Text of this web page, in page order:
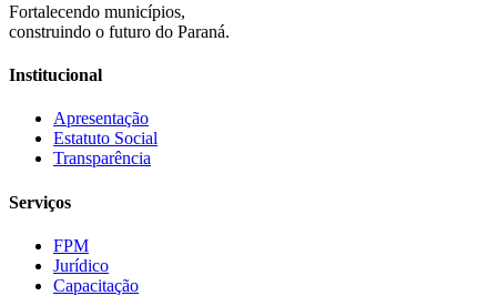
Fortalecendo municípios,
construindo o futuro do Paraná.
Institucional
Apresentação
Estatuto Social
Transparência
Serviços
FPM
Jurídico
Capacitação